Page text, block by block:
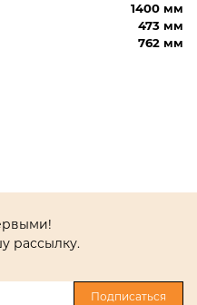
1400 мм
473 мм
762 мм
рассылку.
Подписаться